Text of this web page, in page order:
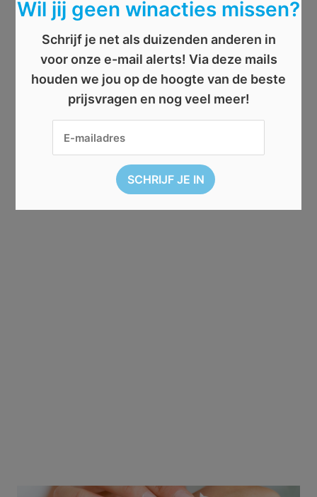
Wil jij geen winacties missen?
Schrijf je net als duizenden anderen in
voor onze e-mail alerts! Via deze mails
houden we jou op de hoogte van de beste
prijsvragen en nog veel meer!